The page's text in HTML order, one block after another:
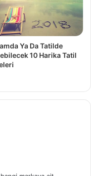
Ya Da Tatilde
10 Harika Tatil